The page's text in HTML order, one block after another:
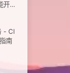
开
- Cl
南